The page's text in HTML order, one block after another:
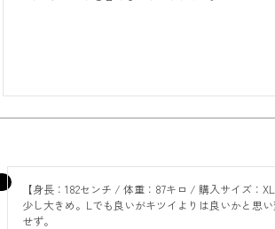
【身長：182センチ / 体重：87キロ / 購入サイズ：XL
少し大きめ。Lでも良いがキツイよりは良いかと思
せず。